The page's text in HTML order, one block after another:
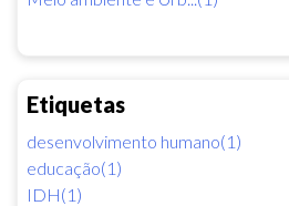
Etiquetas
desenvolvimento humano(1)
educação(1)
IDH(1)